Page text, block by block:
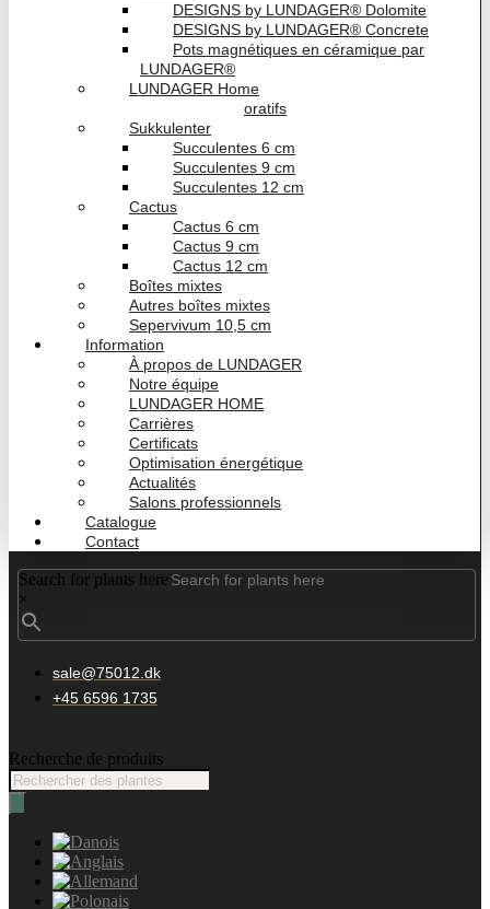
DESIGNS by LUNDAGER® Dolomite
DESIGNS by LUNDAGER® Concrete
Pots magnétiques en céramique par
LUNDAGER®
LUNDAGER Home
Vases décoratifs
Sukkulenter
Succulentes 6 cm
Succulentes 9 cm
Succulentes 12 cm
Cactus
Cactus 6 cm
Cactus 9 cm
Cactus 12 cm
Boîtes mixtes
Autres boîtes mixtes
Sepervivum 10,5 cm
Information
À propos de LUNDAGER
Notre équipe
LUNDAGER HOME
Carrières
Certificats
Optimisation énergétique
Actualités
Salons professionnels
Catalogue
Contact
Search for plants here
×
sale@75012.dk
+45 6596 1735
Recherche de produits